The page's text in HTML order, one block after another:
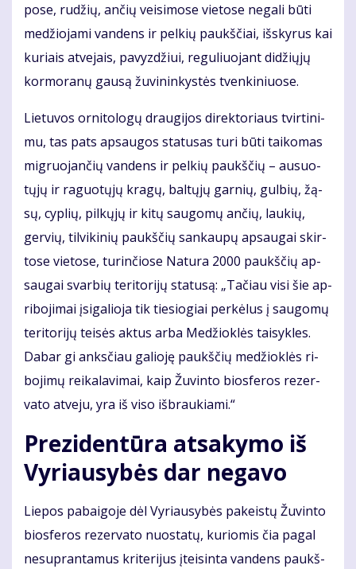
po­se, ru­džių, an­čių vei­si­mo­se vie­to­se ne­ga­li bū­ti
me­džio­ja­mi van­dens ir pel­kių paukš­čiai, iš­sky­rus kai
ku­riais at­ve­jais, pa­vyz­džiui, re­gu­liuo­jant di­džių­jų
kor­mo­ra­nų gau­są žu­vi­nin­kys­tės tven­ki­niuo­se.
Lie­tu­vos or­ni­to­lo­gų drau­gi­jos di­rek­to­riaus tvir­ti­ni­
mu, tas pats ap­sau­gos sta­tu­sas tu­ri bū­ti tai­ko­mas
mig­ruo­jan­čių van­dens ir pel­kių paukš­čių – au­suo­
tų­jų ir ra­guo­tų­jų kra­gų, bal­tų­jų gar­nių, gul­bių, žą­
sų, cyp­lių, pil­kų­jų ir ki­tų sau­go­mų an­čių, lau­kių,
ger­vių, til­vi­ki­nių paukš­čių san­kau­pų ap­sau­gai skir­
to­se vie­to­se, tu­rin­čio­se Na­tu­ra 2000 paukš­čių ap­
sau­gai svar­bių te­ri­to­ri­jų sta­tu­są: „Ta­čiau vi­si šie ap­
ri­bo­ji­mai įsi­ga­lio­ja tik tie­sio­giai per­kė­lus į sau­go­mų
te­ri­to­ri­jų tei­sės ak­tus ar­ba Me­džiok­lės tai­syk­les.
Da­bar gi anks­čiau ga­lio­ję paukš­čių me­džiok­lės ri­
bo­ji­mų rei­ka­la­vi­mai, kaip Žu­vin­to bios­fe­ros re­zer­
va­to at­ve­ju, yra iš vi­so iš­brau­kia­mi.“
Pre­zi­den­tū­ra at­sa­ky­mo iš
Vy­riau­sy­bės dar ne­ga­vo
Lie­pos pa­bai­go­je dėl Vy­riau­sy­bės pa­keis­tų Žu­vin­to
bios­fe­ros re­zer­va­to nuo­sta­tų, ku­rio­mis čia pa­gal
ne­su­pran­ta­mus kri­te­ri­jus įtei­sin­ta van­dens paukš­